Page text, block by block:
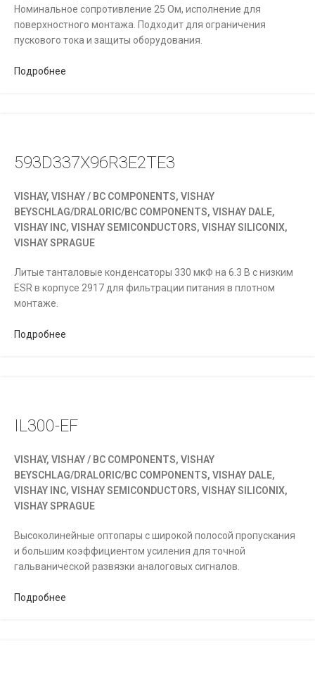
Номинальное сопротивление 25 Ом, исполнение для
поверхностного монтажа. Подходит для ограничения
пускового тока и защиты оборудования.
Подробнее
593D337X96R3E2TE3
VISHAY, VISHAY / BC COMPONENTS, VISHAY
BEYSCHLAG/DRALORIC/BC COMPONENTS, VISHAY DALE,
VISHAY INC, VISHAY SEMICONDUCTORS, VISHAY SILICONIX,
VISHAY SPRAGUE
Литые танталовые конденсаторы 330 мкФ на 6.3 В с низким
ESR в корпусе 2917 для фильтрации питания в плотном
монтаже.
Подробнее
IL300-EF
VISHAY, VISHAY / BC COMPONENTS, VISHAY
BEYSCHLAG/DRALORIC/BC COMPONENTS, VISHAY DALE,
VISHAY INC, VISHAY SEMICONDUCTORS, VISHAY SILICONIX,
VISHAY SPRAGUE
Высоколинейные оптопары с широкой полосой пропускания
и большим коэффициентом усиления для точной
гальванической развязки аналоговых сигналов.
Подробнее